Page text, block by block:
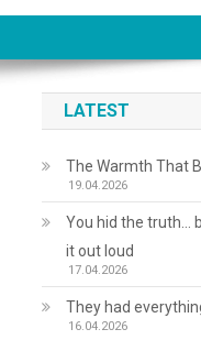
LATEST
The Warmth That
19.04.2026
You hid the truth…
it out loud
17.04.2026
They had
16.04.2026